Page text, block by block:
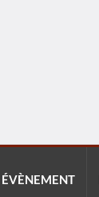
ÉVÈNEMENT